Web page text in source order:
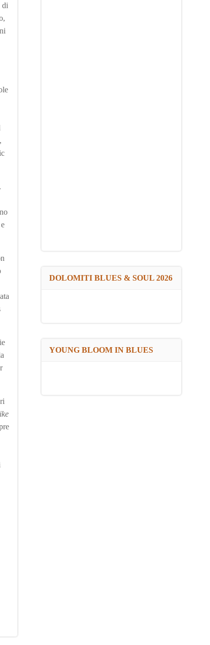
di
DOLOMITI BLUES & SOUL 2026
YOUNG BLOOM IN BLUES